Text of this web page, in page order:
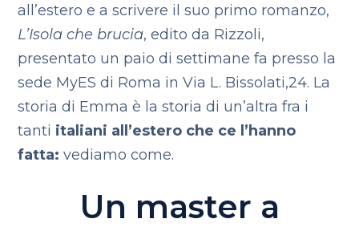
all’estero e a scrivere il suo primo romanzo,
L’Isola che brucia, edito da Rizzoli,
presentato un paio di settimane fa presso la
sede MyES di Roma in Via L. Bissolati,24. La
storia di Emma è la storia di un’altra fra i
tanti italiani all’estero che ce l’hanno
fatta: vediamo come.
Un master a